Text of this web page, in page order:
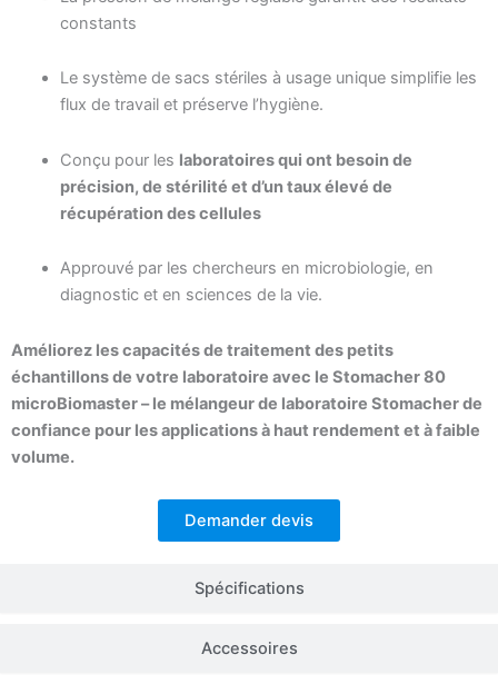
Spécifications
Accessoires
constants
Le système de sacs stériles à usage unique simplifie les
flux de travail et préserve l’hygiène.
Conçu pour les laboratoires qui ont besoin de
précision, de stérilité et d’un taux élevé de
récupération des cellules
Approuvé par les chercheurs en microbiologie, en
diagnostic et en sciences de la vie.
Améliorez les capacités de traitement des petits
échantillons de votre laboratoire avec le Stomacher 80
microBiomaster – le mélangeur de laboratoire Stomacher de
confiance pour les applications à haut rendement et à faible
volume.
Demander devis